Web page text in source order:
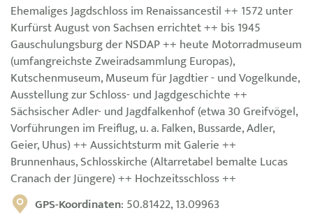
Ehemaliges Jagdschloss im Renaissancestil ++ 1572 unter
Kurfürst August von Sachsen errichtet ++ bis 1945
Gauschulungsburg der NSDAP ++ heute Motorradmuseum
(umfangreichste Zweiradsammlung Europas),
Kutschenmuseum, Museum für Jagdtier - und Vogelkunde,
Ausstellung zur Schloss- und Jagdgeschichte ++
Sächsischer Adler- und Jagdfalkenhof (etwa 30 Greifvögel,
Vorführungen im Freiflug, u. a. Falken, Bussarde, Adler,
Geier, Uhus) ++ Aussichtsturm mit Galerie ++
Brunnenhaus, Schlosskirche (Altarretabel bemalte Lucas
Cranach der Jüngere) ++ Hochzeitsschloss ++
GPS-Koordinaten: 50.81422, 13.09963